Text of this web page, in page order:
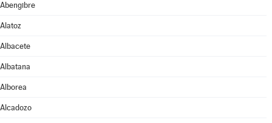
Abengibre
Alatoz
Albacete
Albatana
Alborea
Alcadozo